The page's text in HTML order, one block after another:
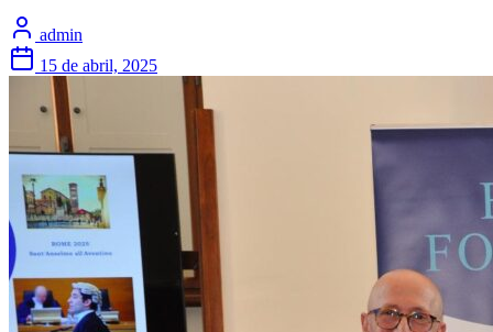
admin
15 de abril, 2025